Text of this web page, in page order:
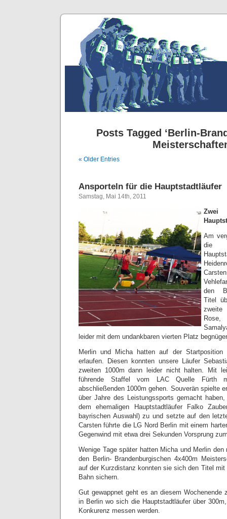
Posts Tagged ‘Berlin-
« Older Entries
Ansporteln für die Hauptstadtläufer
Samstag, Mai 14th, 2011
Zwei
Am
die
den
Titel
leider mit dem undankbaren vierten Platz
Merlin und Micha hatten auf der Startposition
erlaufen. Diesen konnten unsere Läufer
zweiten 1000m dann leider nicht halten. Mit
führende Staffel vom LAC Quelle Fürth
abschließenden 1000m gehen. Souverän spielte
über Jahre des Leistungssports gemacht
dem ehemaligen Hauptstadtläufer Falko
bayrischen Auswahl) zu und setzte auf den
Carsten führte die LG Nord Berlin mit einem
Gegenwind mit etwa drei Sekunden Vorsprung
Wenige Tage später hatten Micha und Merlin
den Berlin- Brandenburgischen 4x400m
auf der Kurzdistanz konnten sie sich den Titel
Bahn sichern.
Gut gewappnet geht es an diesem Wochenende
in Berlin wo sich die Hauptstadtläufer über
Konkurenz messen werden.